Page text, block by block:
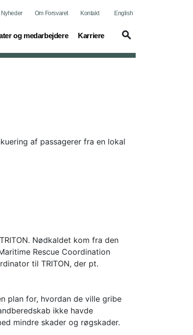
Nyheder Om Forsvaret Kontakt English
og medarbejdere Karriere
(current)
af passagerer fra en lokal
Nødkaldet kom fra den
Rescue Coordination
til TRITON, der pt.
plan for, hvordan de ville gribe
ikke havde
mindre skader og røgskader.